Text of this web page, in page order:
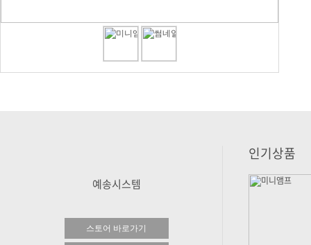
예송시스템
스토어 바로가기
인기상품